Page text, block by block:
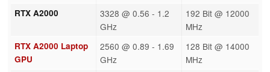
RTX A2000
3328 @ 0.56 - 1.2
GHz
192 Bit @ 12000
MHz
RTX A2000 Laptop
GPU
2560 @ 0.89 - 1.69
GHz
128 Bit @ 14000
MHz